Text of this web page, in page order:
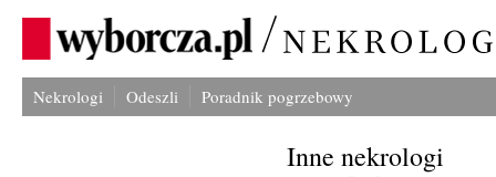
Nekrologi Odeszli Poradnik pogrzebowy
Inne nekrologi